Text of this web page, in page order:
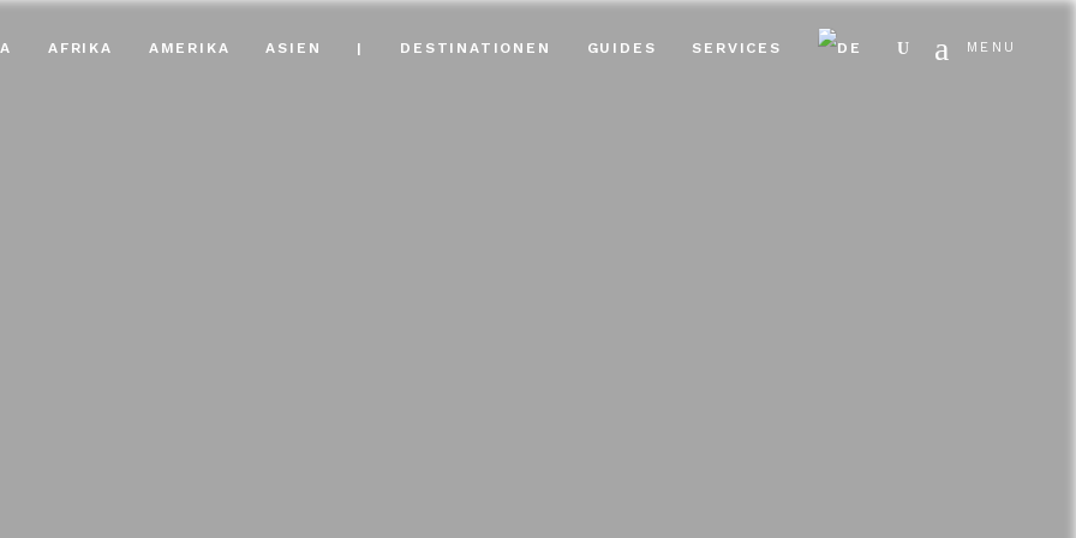
MENU
AFRIKA AMERIKA ASIEN | DESTINATIONEN GUIDES SERVICES Search